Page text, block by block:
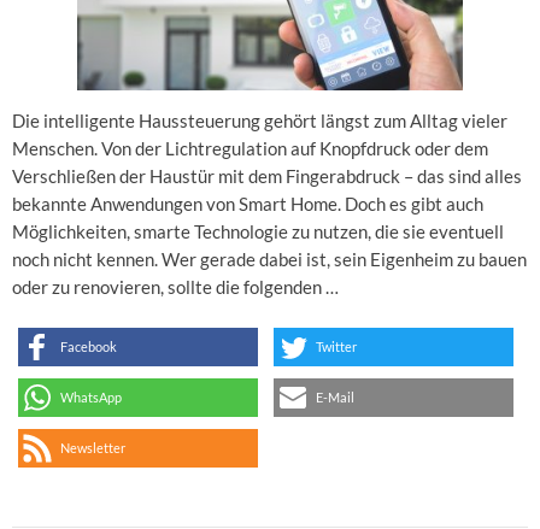
Die intelligente Haussteuerung gehört längst zum Alltag vieler
Menschen. Von der Lichtregulation auf Knopfdruck oder dem
Verschließen der Haustür mit dem Fingerabdruck – das sind alles
bekannte Anwendungen von Smart Home. Doch es gibt auch
Möglichkeiten, smarte Technologie zu nutzen, die sie eventuell
noch nicht kennen. Wer gerade dabei ist, sein Eigenheim zu bauen
oder zu renovieren, sollte die folgenden …
Facebook Twitter
WhatsApp E-Mail
Newsletter